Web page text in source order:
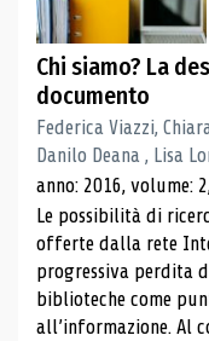
Chi siamo? La
documento
Federica Viazzi,
Danilo Deana , Lisa
anno: 2016, volume:
Le possibilità di
offerte dalla rete
progressiva perdita
biblioteche come
all’informazione. Al